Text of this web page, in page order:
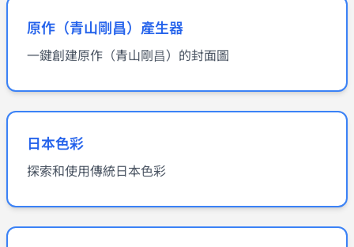
原作（青山剛昌）產生器
一鍵創建原作（青山剛昌）的封面圖
日本色彩
探索和使用傳統日本色彩